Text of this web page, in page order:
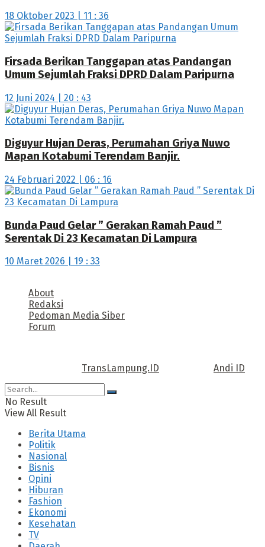
18 Oktober 2023 | 11 : 36
Firsada Berikan Tanggapan atas Pandangan
Umum Sejumlah Fraksi DPRD Dalam Paripurna
12 Juni 2024 | 20 : 43
Diguyur Hujan Deras, Perumahan Griya Nuwo
Mapan Kotabumi Terendam Banjir.
24 Februari 2022 | 06 : 16
Bunda Paud Gelar ” Gerakan Ramah Paud ”
Serentak Di 23 Kecamatan Di Lampura
10 Maret 2026 | 19 : 33
About
Redaksi
Pedoman Media Siber
Forum
TransLampung.ID Andi ID
No Result
View All Result
Berita Utama
Politik
Nasional
Bisnis
Opini
Hiburan
Fashion
Ekonomi
Kesehatan
TV